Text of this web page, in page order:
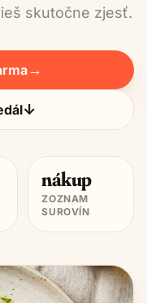
skutočne zjesť.
→
↓
nákup
ZOZNAM
SUROVÍN